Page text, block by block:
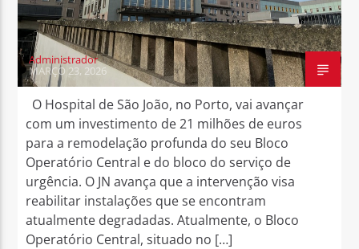
Administrador
MARÇO 23, 2026
O Hospital de São João, no Porto, vai avançar
com um investimento de 21 milhões de euros
para a remodelação profunda do seu Bloco
Operatório Central e do bloco do serviço de
urgência. O JN avança que a intervenção visa
reabilitar instalações que se encontram
atualmente degradadas. Atualmente, o Bloco
Operatório Central, situado no […]